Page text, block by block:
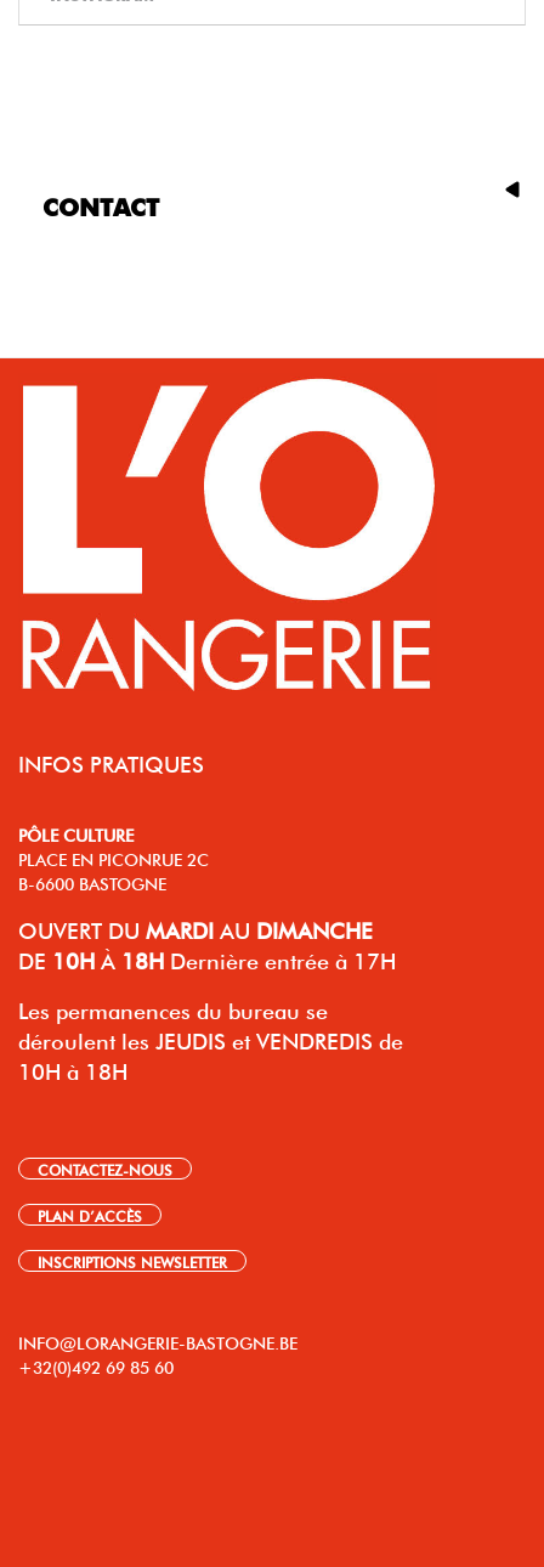
CONTACT
INFOS PRATIQUES
PÔLE CULTURE
PLACE EN PICONRUE 2C
B-6600 BASTOGNE
OUVERT DU MARDI AU DIMANCHE
DE 10H À 18H Dernière entrée à 17H
Les permanences du bureau se
déroulent les JEUDIS et VENDREDIS de
10H à 18H
CONTACTEZ-NOUS
PLAN D’ACCÈS
INSCRIPTIONS NEWSLETTER
INFO@LORANGERIE-BASTOGNE.BE
+32(0)492 69 85 60